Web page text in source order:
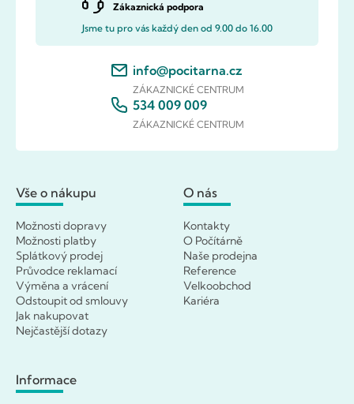
Zákaznická podpora
Jsme tu pro vás každý den od 9.00 do 16.00
info@pocitarna.cz
ZÁKAZNICKÉ CENTRUM
534 009 009
ZÁKAZNICKÉ CENTRUM
Vše o nákupu
Možnosti dopravy
Možnosti platby
Splátkový prodej
Průvodce reklamací
Výměna a vrácení
Odstoupit od smlouvy
Jak nakupovat
Nejčastější dotazy
O nás
Kontakty
O Počítárně
Naše prodejna
Reference
Velkoobchod
Kariéra
Informace